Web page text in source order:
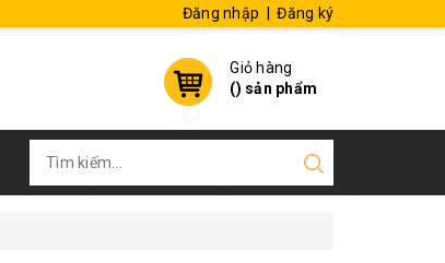
Đăng nhập Đăng ký
Giỏ hàng
() sản phẩm